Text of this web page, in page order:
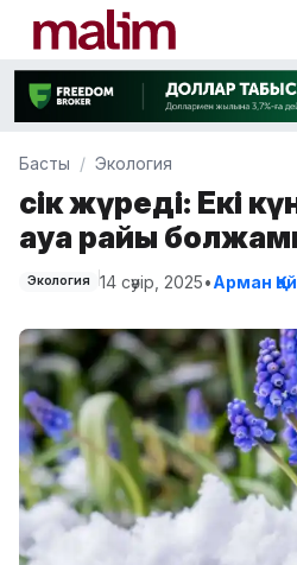
Басты Экология
Үсік жүреді: Екі
ауа райы
Экология 14 сәуір, 2025•Арман